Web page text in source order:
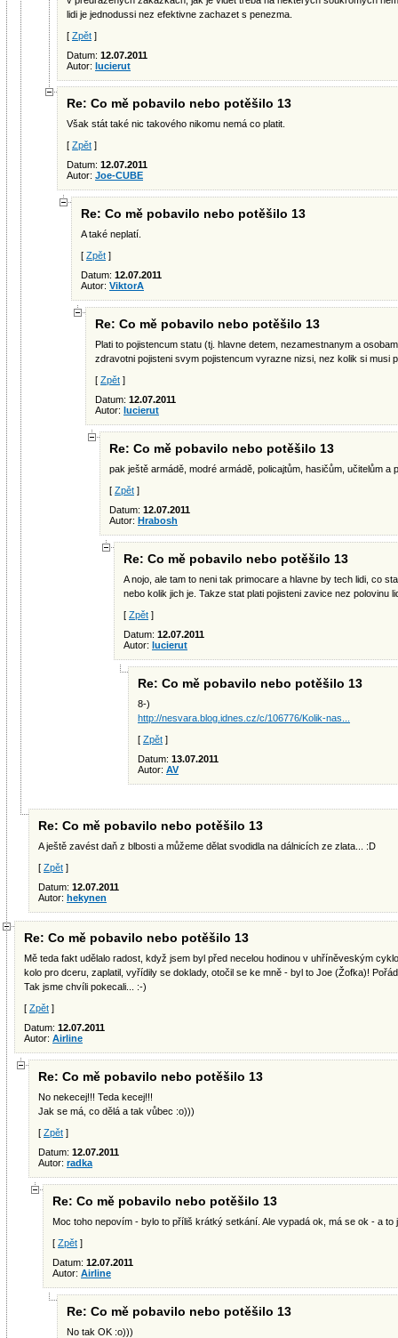
lidi je jednodussi nez efektivne zachazet s penezma.
[ Zpět ]
Datum: 12.07.2011
Autor: lucierut
Re: Co mě pobavilo nebo potěšilo 13
Však stát také nic takového nikomu nemá co platit.
[ Zpět ]
Datum: 12.07.2011
Autor: Joe-CUBE
Re: Co mě pobavilo nebo potěšilo 13
A také neplatí.
[ Zpět ]
Datum: 12.07.2011
Autor: ViktorA
Re: Co mě pobavilo nebo potěšilo 13
Plati to pojistencum statu (tj. hlavne detem, nezamestnanym a
zdravotni pojisteni svym pojistencum vyrazne nizsi, nez kolik si musi
[ Zpět ]
Datum: 12.07.2011
Autor: lucierut
Re: Co mě pobavilo nebo potěšilo 13
pak ještě armádě, modré armádě, policajtům, hasičům, učitelům a
[ Zpět ]
Datum: 12.07.2011
Autor: Hrabosh
Re: Co mě pobavilo nebo potěšilo 13
A nojo, ale tam to neni tak primocare a hlavne by tech lidi, co
nebo kolik jich je. Takze stat plati pojisteni zavice nez polovinu
[ Zpět ]
Datum: 12.07.2011
Autor: lucierut
Re: Co mě pobavilo nebo potěšilo 13
8-)
http://nesvara.blog.idnes.cz/c/106776/Kolik-nas...
[ Zpět ]
Datum: 13.07.2011
Autor: AV
Re: Co mě pobavilo nebo potěšilo 13
A ještě zavést daň z blbosti a můžeme dělat svodidla na dálnicích ze zlata... :D
[ Zpět ]
Datum: 12.07.2011
Autor: hekynen
Re: Co mě pobavilo nebo potěšilo 13
Mě teda fakt udělalo radost, když jsem byl před necelou hodinou v uhříněveským
kolo pro dceru, zaplatil, vyřídily se doklady, otočil se ke mně - byl to Joe (Žofka)!
Tak jsme chvíli pokecali... :-)
[ Zpět ]
Datum: 12.07.2011
Autor: Airline
Re: Co mě pobavilo nebo potěšilo 13
No nekecej!!! Teda kecej!!!
Jak se má, co dělá a tak vůbec :o)))
[ Zpět ]
Datum: 12.07.2011
Autor: radka
Re: Co mě pobavilo nebo potěšilo 13
Moc toho nepovím - bylo to příliš krátký setkání. Ale vypadá ok, má se ok - a to
[ Zpět ]
Datum: 12.07.2011
Autor: Airline
Re: Co mě pobavilo nebo potěšilo 13
No tak OK :o)))